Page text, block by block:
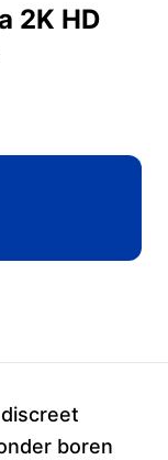
2K HD
boren